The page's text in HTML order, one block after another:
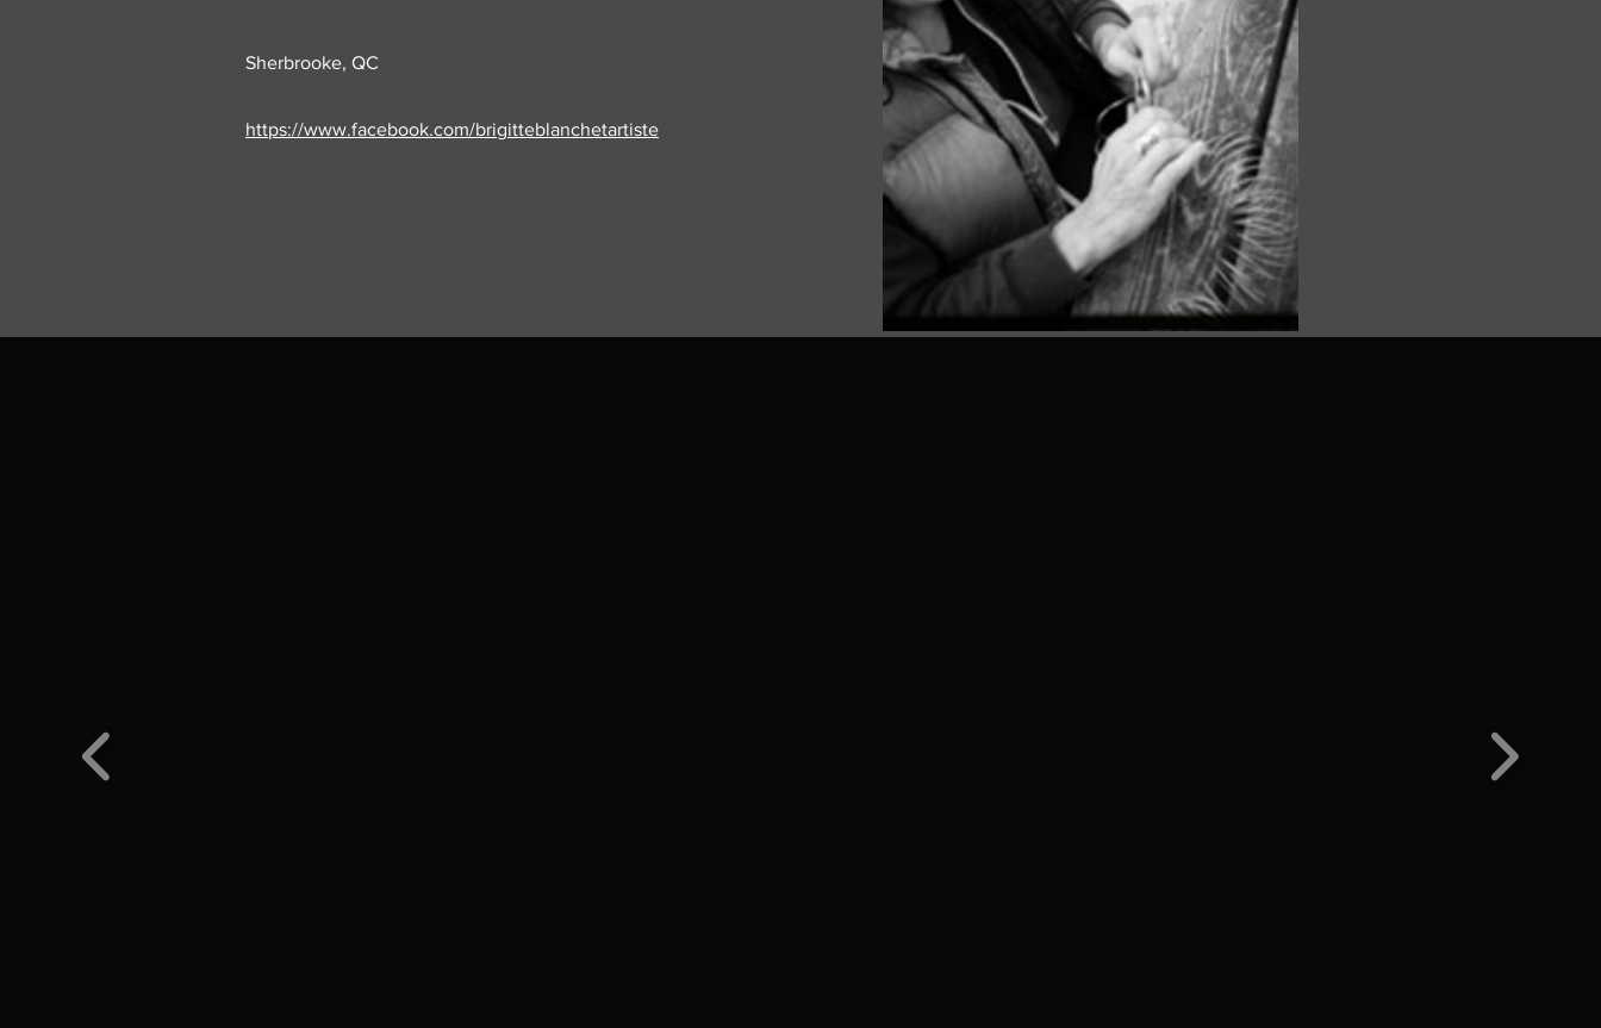
Sherbrooke, QC
https://www.facebook.com/brigitteblanchetartiste